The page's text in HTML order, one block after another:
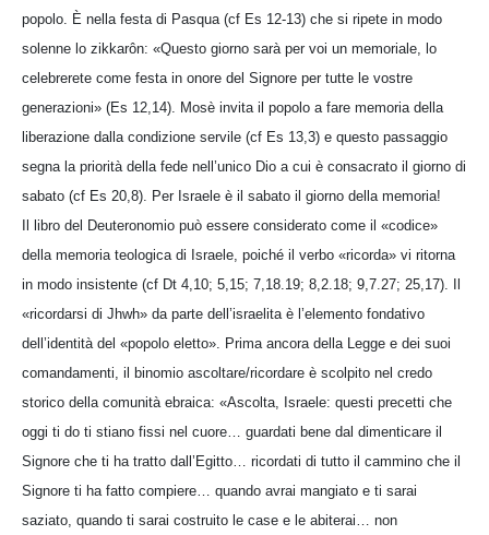
popolo. È nella festa di Pasqua (cf Es 12-13) che si ripete in modo
solenne lo zikkarôn: «Questo giorno sarà per voi un memoriale, lo
celebrerete come festa in onore del Signore per tutte le vostre
generazioni» (Es 12,14). Mosè invita il popolo a fare memoria della
liberazione dalla condizione servile (cf Es 13,3) e questo passaggio
segna la priorità della fede nell’unico Dio a cui è consacrato il giorno di
sabato (cf Es 20,8). Per Israele è il sabato il giorno della memoria!
Il libro del Deuteronomio può essere considerato come il «codice»
della memoria teologica di Israele, poiché il verbo «ricorda» vi ritorna
in modo insistente (cf Dt 4,10; 5,15; 7,18.19; 8,2.18; 9,7.27; 25,17). Il
«ricordarsi di Jhwh» da parte dell’israelita è l’elemento fondativo
dell’identità del «popolo eletto». Prima ancora della Legge e dei suoi
comandamenti, il binomio ascoltare/ricordare è scolpito nel credo
storico della comunità ebraica: «Ascolta, Israele: questi precetti che
oggi ti do ti stiano fissi nel cuore… guardati bene dal dimenticare il
Signore che ti ha tratto dall’Egitto… ricordati di tutto il cammino che il
Signore ti ha fatto compiere… quando avrai mangiato e ti sarai
saziato, quando ti sarai costruito le case e le abiterai… non